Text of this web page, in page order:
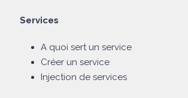
Services
A quoi sert un service
Créer un service
Injection de services